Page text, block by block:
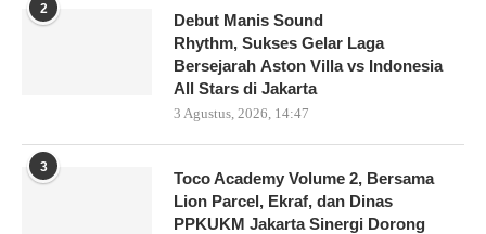
2
Debut Manis Sound
Rhythm, Sukses Gelar Laga
Bersejarah Aston Villa vs Indonesia
All Stars di Jakarta
3 Agustus, 2026, 14:47
3
Toco Academy Volume 2, Bersama
Lion Parcel, Ekraf, dan Dinas
PPKUKM Jakarta Sinergi Dorong